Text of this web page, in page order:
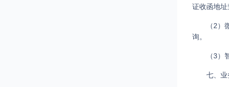
证收函地址
（2
询。
（3
七、